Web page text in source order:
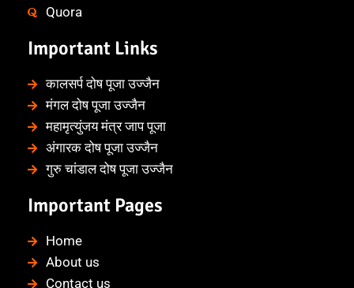
Quora
Important Links
कालसर्प दोष पूजा उज्जैन
मंगल दोष पूजा उज्जैन
महामृत्युंजय मंत्र जाप पूजा
अंगारक दोष पूजा उज्जैन
गुरु चांडाल दोष पूजा उज्जैन
Important Pages
Home
About us
Contact us